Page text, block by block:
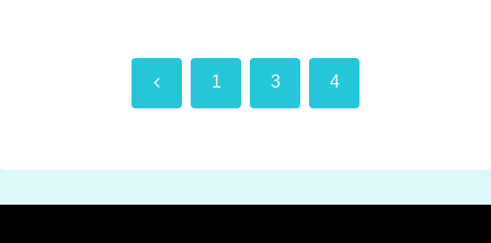
前 1 3 4